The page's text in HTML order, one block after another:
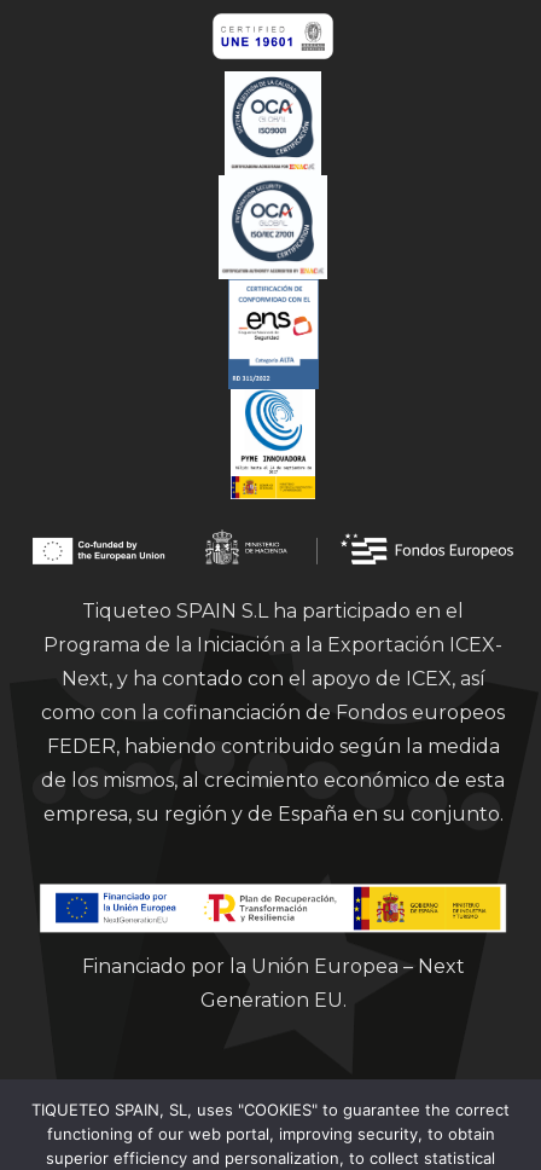
Tiqueteo SPAIN S.L ha participado en el
Programa de la Iniciación a la Exportación ICEX-
Next, y ha contado con el apoyo de ICEX, así
como con la cofinanciación de Fondos europeos
FEDER, habiendo contribuido según la medida
de los mismos, al crecimiento económico de esta
empresa, su región y de España en su conjunto.
Financiado por la Unión Europea – Next
Generation EU.
TIQUETEO SPAIN, SL, uses "COOKIES" to guarantee the correct
functioning of our web portal, improving security, to obtain
superior efficiency and personalization, to collect statistical